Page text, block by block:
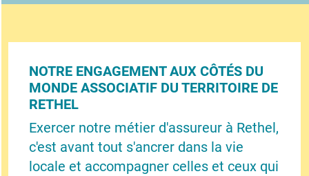
NOTRE ENGAGEMENT AUX CÔTÉS DU
MONDE ASSOCIATIF DU TERRITOIRE DE
RETHEL
Exercer notre métier d'assureur à Rethel,
c'est avant tout s'ancrer dans la vie
locale et accompagner celles et ceux qui